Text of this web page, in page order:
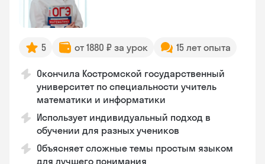
5 от 1880 ₽ за урок 15 лет опыта
Окончила Костромской государственный
университет по специальности учитель
математики и информатики
Использует индивидуальный подход в
обучении для разных учеников
Объясняет сложные темы простым языком
для лучшего понимания